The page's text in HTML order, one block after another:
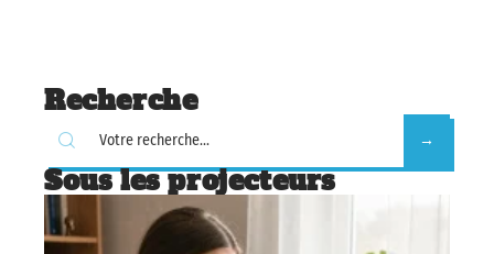
Recherche
Sous les projecteurs